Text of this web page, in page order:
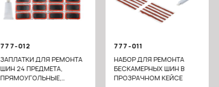
777-012
ЗАПЛАТКИ ДЛЯ РЕМОНТА
ШИН 24 ПРЕДМЕТА,
ПРЯМОУГОЛЬНЫЕ,
777-011
НАБОР ДЛЯ РЕМОНТА
БЕСКАМЕРНЫХ ШИН В
ПРОЗРАЧНОМ КЕЙСЕ